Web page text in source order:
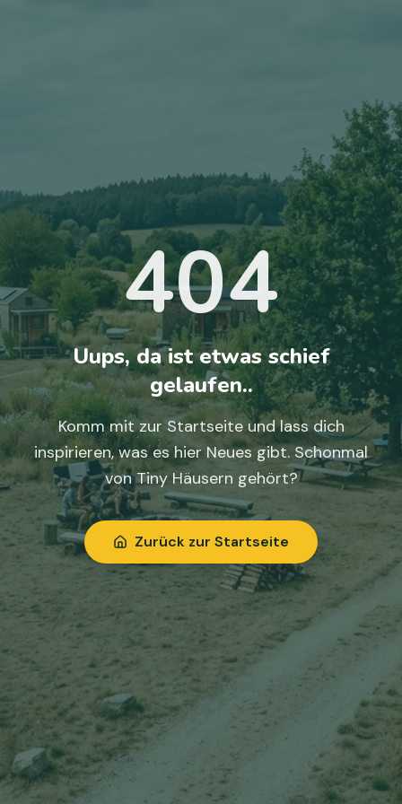
404
Uups, da ist etwas schief
gelaufen..
Komm mit zur Startseite und lass dich
inspirieren, was es hier Neues gibt. Schonmal
von Tiny Häusern gehört?
Zurück zur Startseite